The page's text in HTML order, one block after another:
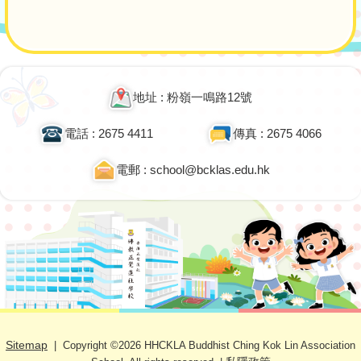
地址 : 粉嶺一鳴路12號
電話 : 2675 4411 傳真 : 2675 4066
電郵 : school@bcklas.edu.hk
Sitemap | Copyright ©2026 HHCKLA Buddhist Ching Kok Lin Association